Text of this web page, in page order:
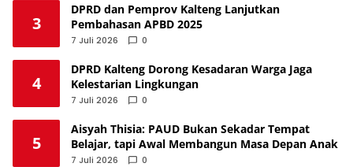
3
DPRD dan Pemprov Kalteng Lanjutkan
Pembahasan APBD 2025
7 Juli 2026 0
4
DPRD Kalteng Dorong Kesadaran Warga Jaga
Kelestarian Lingkungan
7 Juli 2026 0
5
Aisyah Thisia: PAUD Bukan Sekadar Tempat
Belajar, tapi Awal Membangun Masa Depan Anak
7 Juli 2026 0